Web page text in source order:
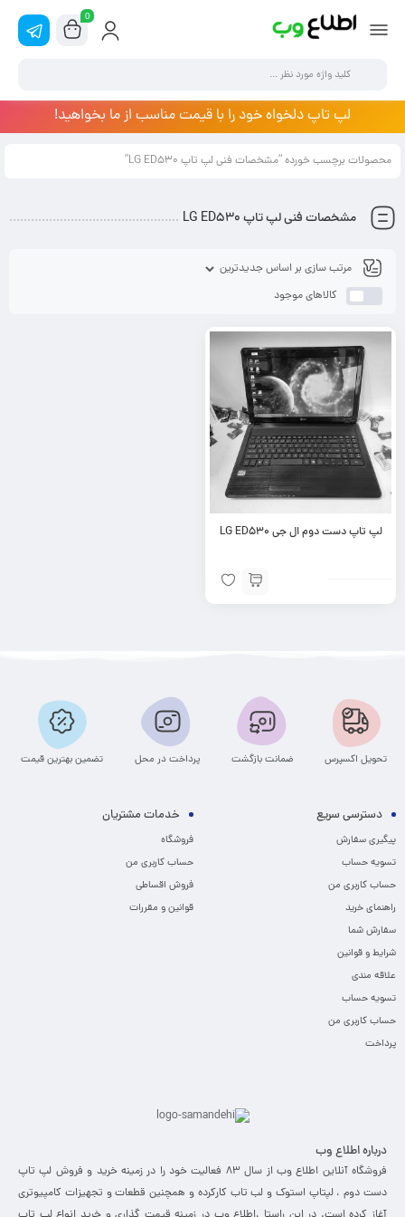
0
لپ تاپ دلخواه خود را با قیمت مناسب از ما بخواهید!
محصولات برچسب خورده “مشخصات فنی لپ تاپ LG ED530”
مشخصات فنی لپ تاپ LG ED530
کالاهای موجود
لپ تاپ دست دوم ال جی LG ED530
تحویل اکسپرس ضمانت بازگشت پرداخت در محل تضمین بهترین قیمت
دسترسی سریع
پیگیری سفارش
تسویه حساب
حساب کاربری من
راهنمای خرید
سفارش شما
شرایط و قوانین
علاقه مندی
تسویه حساب
حساب کاربری من
پرداخت
خدمات مشتریان
فروشگاه
حساب کاربری من
فروش اقساطی
قوانین و مقررات
درباره اطلاع وب
فروشگاه آنلاین اطلاع وب از سال 83 فعالیت خود را در زمینه خرید و فروش لپ تاپ
دست دوم ، لپتاپ استوک و لب تاب کارکرده و همچنین قطعات و تجهیزات کامپیوتری